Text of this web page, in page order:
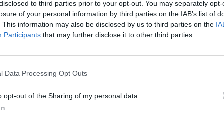
to third parties prior to your opt-out. You may separately
of your personal information by third parties on the IAB’s list of
This information may also be disclosed by us to third parties on the
Participants that may further disclose it to other third parties.
Data Processing Opt Outs
opt-out of the Sharing of my personal data.
ūkiai sulaukė tyrimų
puoselėja Lietuvos kaimą ir
kultūrą
fermoje: žvėreliai
Lietuvos diena
Po metų tyrimo – kraupūs